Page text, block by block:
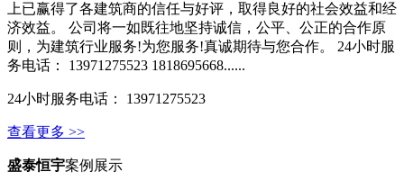
上已赢得了各建筑商的信任与好评，取得良好的社会效益和经
济效益。 公司将一如既往地坚持诚信，公平、公正的合作原
则，为建筑行业服务!为您服务!真诚期待与您合作。 24小时服
务电话： 13971275523 1818695668......
24小时服务电话： 13971275523
查看更多 >>
盛泰恒宇案例展示